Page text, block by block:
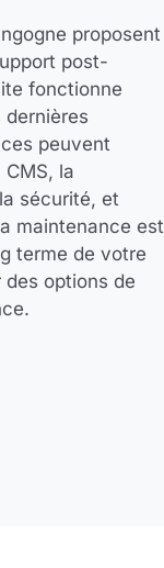
proposent
post-
fonctionne
peuvent
la
sécurité, et
maintenance est
terme de votre
options de